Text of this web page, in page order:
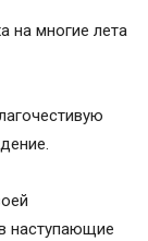
на многие лета
наступающие